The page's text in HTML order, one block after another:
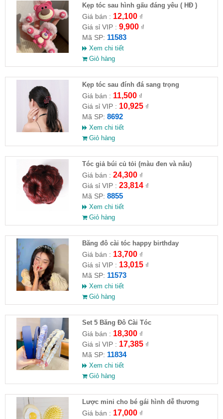
Kẹp tóc sau hình gấu đáng yêu ( HĐ )
Giá bán : 12,100₫
Giá sỉ VIP : 9,900₫
Mã SP: 11583
Xem chi tiết
Giỏ hàng
Kẹp tóc sau đính đá sang trọng
Giá bán : 11,500₫
Giá sỉ VIP : 10,925₫
Mã SP: 8692
Xem chi tiết
Giỏ hàng
Tóc giả búi củ tỏi (màu đen và nâu)
Giá bán : 24,300₫
Giá sỉ VIP : 23,814₫
Mã SP: 8855
Xem chi tiết
Giỏ hàng
Băng đô cài tóc happy birthday
Giá bán : 13,700₫
Giá sỉ VIP : 13,015₫
Mã SP: 11573
Xem chi tiết
Giỏ hàng
Set 5 Băng Đô Cài Tóc
Giá bán : 18,300₫
Giá sỉ VIP : 17,385₫
Mã SP: 11834
Xem chi tiết
Giỏ hàng
Lược mini cho bé gái hình dễ thương
Giá bán : 17,000₫